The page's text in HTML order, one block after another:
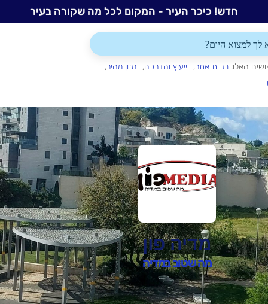
חדש! כיכר העיר - המקום לכל מה שקורה בעיר
האלו: בניית אתר ייעוץ והדרכה
מזון מהיר
מדיה פון
מה שטוב במדיה